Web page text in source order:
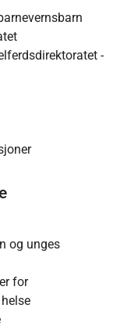
-
og unges
for